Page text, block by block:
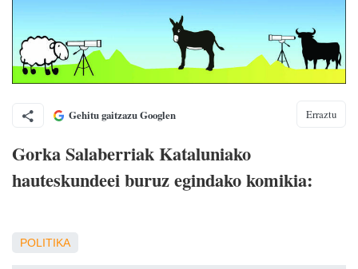
Gehitu gaitzazu Googlen Erraztu
Gorka Salaberriak Kataluniako
hauteskundeei buruz egindako komikia:
POLITIKA